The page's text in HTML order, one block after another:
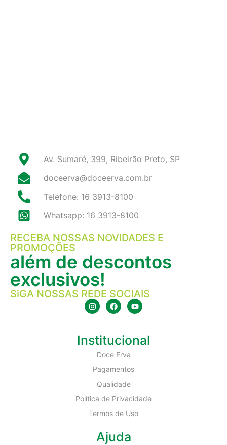
Av. Sumaré, 399, Ribeirão Preto, SP
doceerva@doceerva.com.br
Telefone: 16 3913-8100
Whatsapp: 16 3913-8100
RECEBA NOSSAS NOVIDADES E
PROMOÇÕES
além de descontos
exclusivos!
SiGA NOSSAS REDE SOCIAIS
Institucional
Doce Erva
Pagamentos
Qualidade
Política de Privacidade
Termos de Uso
Ajuda